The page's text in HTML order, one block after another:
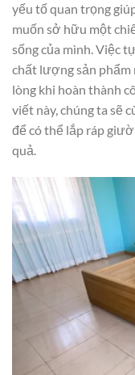
yếu tố quan trọng
muốn sở hữu một
sống của mình. Việc
chất lượng sản phẩm
lòng khi hoàn thành
viết này, chúng ta sẽ
để có thể lắp ráp
quả.